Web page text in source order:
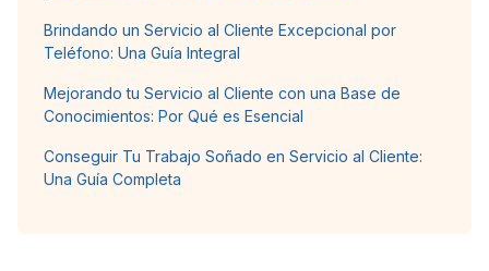
Brindando un Servicio al Cliente Excepcional por
Teléfono: Una Guía Integral
Mejorando tu Servicio al Cliente con una Base de
Conocimientos: Por Qué es Esencial
Conseguir Tu Trabajo Soñado en Servicio al Cliente:
Una Guía Completa